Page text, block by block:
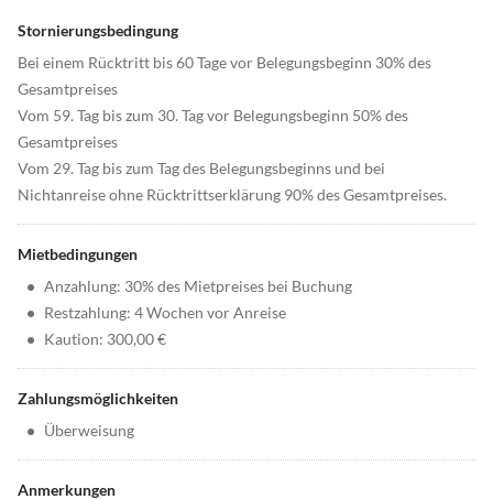
Stornierungsbedingung
Bei einem Rücktritt bis 60 Tage vor Belegungsbeginn 30% des
Gesamtpreises
Vom 59. Tag bis zum 30. Tag vor Belegungsbeginn 50% des
Gesamtpreises
Vom 29. Tag bis zum Tag des Belegungsbeginns und bei
Nichtanreise ohne Rücktrittserklärung 90% des Gesamtpreises.
Mietbedingungen
• Anzahlung: 30% des Mietpreises bei Buchung
• Restzahlung: 4 Wochen vor Anreise
• Kaution: 300,00 €
Zahlungsmöglichkeiten
• Überweisung
Anmerkungen